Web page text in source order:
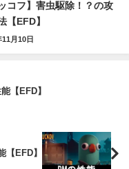
コフ】害虫駆除！？の攻
【EFD】
月10日
【EFD】
【EFD】